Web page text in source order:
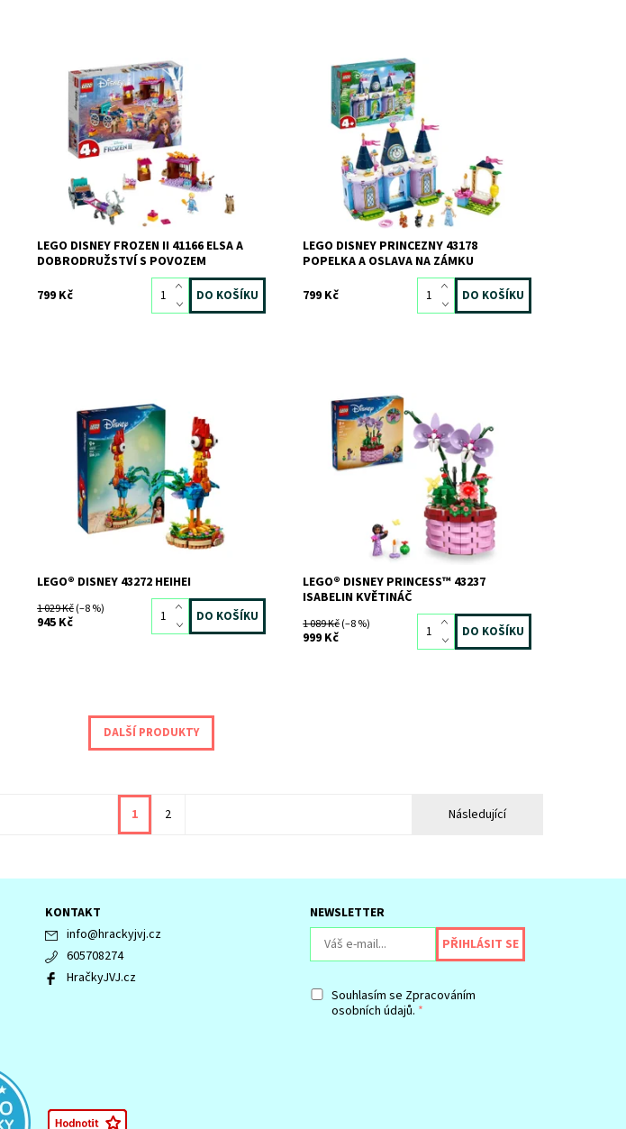
Nechte své malé stavitele znovu zažít
dobrodružství s Elsou a jejím povozem z
Ledového království II!
Dostupnost:
Skladem1 ks
7034
LEGO
LEGO DISNEY FROZEN II 41166 ELSA A
DOBRODRUŽSTVÍ S POVOZEM
799 Kč
Rozkošná sada nabízí kreativní hraní s
Popelčiným zámkem od Disneyho.
Dostupnost:
Skladem1 ks
6695
Značka:
LEGO
LEGO DISNEY PRINCEZNY 43178
POPELKA A OSLAVA NA ZÁMKU
799 Kč
Postavte si Heiheie z disneyovek
Odvážná Vaiana a Odvážná Vaiana 2!
Složte si filmový výstavní model s
Vaianiným barevným kohoutím
kamarádem, který...
Dostupnost:
Skladem
2 ks
12441
LEGO® DISNEY 43272 HEIHEI
1 029 Kč(–8 %)
945 Kč
Zábavná kreativní výstavní stavebnice
podle Disneyho filmu Encanto
Dostupnost:
Skladem
2 ks
LEGO® DISNEY PRINCESS™ 43237
ISABELIN KVĚTINÁČ
1 089 Kč(–8 %)
999 Kč
DALŠÍ PRODUKTY
Následující
1 2
KONTAKT
info@hrackyjvj.cz
605708274
HračkyJVJ.cz
NEWSLETTER
Souhlasím se Zpracováním
osobních údajů.